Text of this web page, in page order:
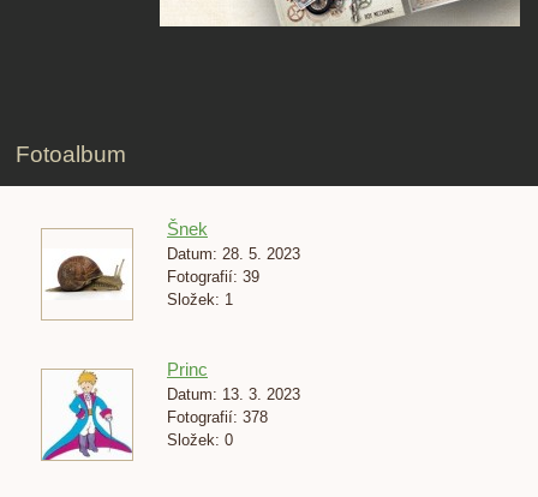
Fotoalbum
Šnek
Datum: 28. 5. 2023
Fotografií: 39
Složek: 1
Princ
Datum: 13. 3. 2023
Fotografií: 378
Složek: 0